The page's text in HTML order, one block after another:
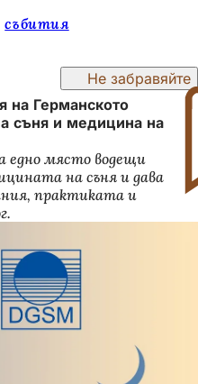
събития
Не забравяйте
на Германското
съня и медицина на
едно място водещи
на съня и дава
практиката и